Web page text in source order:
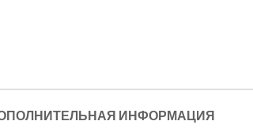
ИНФОРМАЦИЯ